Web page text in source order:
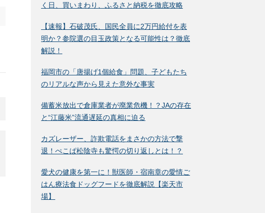
く日、買いまわり、ふるさと納税を徹底攻略
【速報】石破茂氏、国民全員に2万円給付を表
明か？参院選の目玉政策となる可能性は？徹底
解説！
福岡市の「唐揚げ1個給食」問題、子どもたち
のリアルな声から見えた意外な事実
備蓄米放出で倉庫業者が廃業危機！？JAの存在
と“江藤米”流通遅延の真相に迫る
カズレーザー、詐欺電話をまさかの方法で撃
退！ぺこぱ松陰寺も驚愕の切り返しとは！？
愛犬の健康を第一に！獣医師・宿南章の愛情ご
はん療法食ドッグフードを徹底解説【楽天市
場】